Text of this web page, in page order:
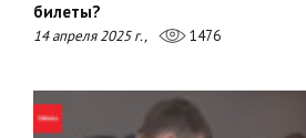
билеты?
14 апреля 2025 г., 1476